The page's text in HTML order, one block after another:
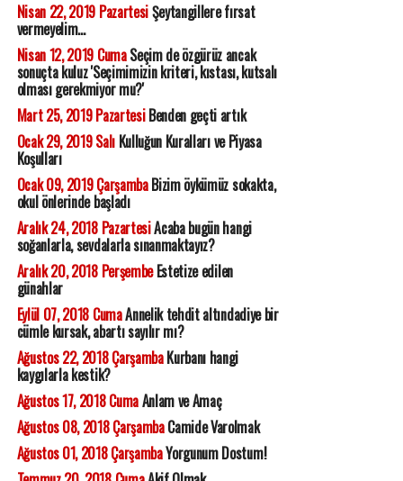
Nisan 22, 2019 PazartesiŞeytangillere fırsat
vermeyelim...
Nisan 12, 2019 CumaSeçim de özgürüz ancak
sonuçta kuluz 'Seçimimizin kriteri, kıstası, kutsalı
olması gerekmiyor mu?'
Mart 25, 2019 PazartesiBenden geçti artık
Ocak 29, 2019 SalıKulluğun Kuralları ve Piyasa
Koşulları
Ocak 09, 2019 ÇarşambaBizim öykümüz sokakta,
okul önlerinde başladı
Aralık 24, 2018 PazartesiAcaba bugün hangi
soğanlarla, sevdalarla sınanmaktayız?
Aralık 20, 2018 PerşembeEstetize edilen
günahlar
Eylül 07, 2018 CumaAnnelik tehdit altındadiye bir
cümle kursak, abartı sayılır mı?
Ağustos 22, 2018 ÇarşambaKurbanı hangi
kaygılarla kestik?
Ağustos 17, 2018 CumaAnlam ve Amaç
Ağustos 08, 2018 ÇarşambaCamide Varolmak
Ağustos 01, 2018 ÇarşambaYorgunum Dostum!